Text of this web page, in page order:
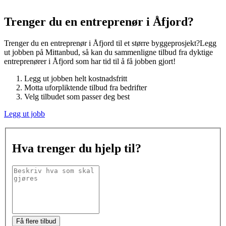
Trenger du en entreprenør i Åfjord?
Trenger du en entreprenøri Åfjord til et større byggeprosjekt?Legg
ut jobben på Mittanbud, så kan du sammenligne tilbud fra dyktige
entreprenøreri Åfjord som har tid til å få jobben gjort!
Legg ut jobben helt kostnadsfritt
Motta uforpliktende tilbud fra bedrifter
Velg tilbudet som passer deg best
Legg ut jobb
Hva trenger du hjelp til?
Få flere tilbud